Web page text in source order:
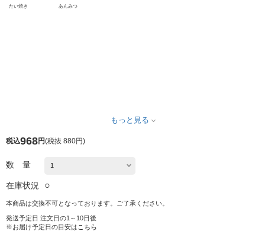
たい焼き あんみつ
もっと見る
税込968円(税抜 880円)
数 量
在庫状況 ○
本商品は交換不可となっております。ご了承ください。
発送予定日 注文日の1～10日後
※お届け予定日の目安は こちら